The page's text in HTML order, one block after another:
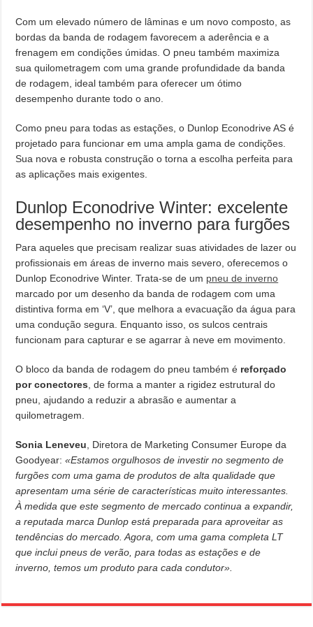
Com um elevado número de lâminas e um novo composto, as
bordas da banda de rodagem favorecem a aderência e a
frenagem em condições úmidas. O pneu também maximiza
sua quilometragem com uma grande profundidade da banda
de rodagem, ideal também para oferecer um ótimo
desempenho durante todo o ano.
Como pneu para todas as estações, o Dunlop Econodrive AS é
projetado para funcionar em uma ampla gama de condições.
Sua nova e robusta construção o torna a escolha perfeita para
as aplicações mais exigentes.
Dunlop Econodrive Winter: excelente
desempenho no inverno para furgões
Para aqueles que precisam realizar suas atividades de lazer ou
profissionais em áreas de inverno mais severo, oferecemos o
Dunlop Econodrive Winter. Trata-se de um pneu de inverno
marcado por um desenho da banda de rodagem com uma
distintiva forma em ‘V’, que melhora a evacuação da água para
uma condução segura. Enquanto isso, os sulcos centrais
funcionam para capturar e se agarrar à neve em movimento.
O bloco da banda de rodagem do pneu também é reforçado
por conectores , de forma a manter a rigidez estrutural do
pneu, ajudando a reduzir a abrasão e aumentar a
quilometragem.
Sonia Leneveu , Diretora de Marketing Consumer Europe da
Goodyear:«Estamos orgulhosos de investir no segmento de
furgões com uma gama de produtos de alta qualidade que
apresentam uma série de características muito interessantes.
À medida que este segmento de mercado continua a expandir,
a reputada marca Dunlop está preparada para aproveitar as
tendências do mercado. Agora, com uma gama completa LT
que inclui pneus de verão, para todas as estações e de
inverno, temos um produto para cada condutor».